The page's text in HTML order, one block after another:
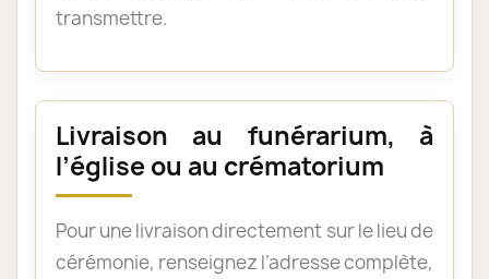
transmettre.
Livraison au funérarium, à
l’église ou au crématorium
Pour une livraison directement sur le lieu de
cérémonie, renseignez l’adresse complète,